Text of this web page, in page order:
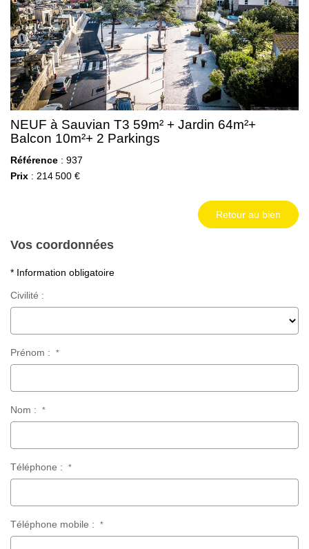
NEUF à Sauvian T3 59m² + Jardin 64m²+
Balcon 10m²+ 2 Parkings
Référence : 937
Prix : 214 500 €
Retour au bien
Vos coordonnées
* Information obligatoire
Civilité :
Prénom : *
Nom : *
Téléphone : *
Téléphone mobile : *